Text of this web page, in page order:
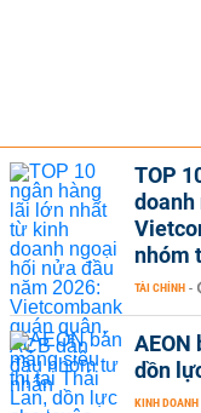
TOP
doanh
nhóm
TÀI CHÍNH -
AEON
dồn
KINH DOANH